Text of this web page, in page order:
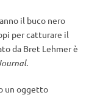
il buco nero
per catturare il
da Bret Lehmer è
.
un oggetto